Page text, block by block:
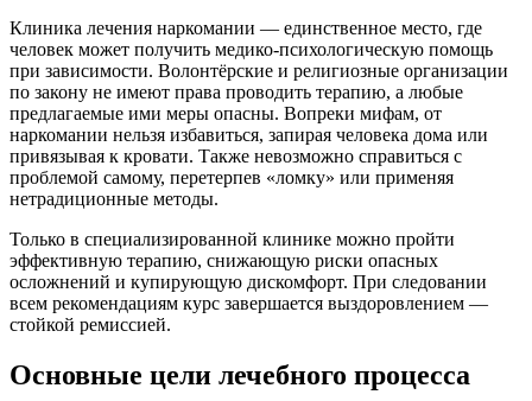
Клиника лечения наркомании — единственное место, где
человек может получить медико-психологическую помощь
при зависимости. Волонтёрские и религиозные организации
по закону не имеют права проводить терапию, а любые
предлагаемые ими меры опасны. Вопреки мифам, от
наркомании нельзя избавиться, запирая человека дома или
привязывая к кровати. Также невозможно справиться с
проблемой самому, перетерпев «ломку» или применяя
нетрадиционные методы.
Только в специализированной клинике можно пройти
эффективную терапию, снижающую риски опасных
осложнений и купирующую дискомфорт. При следовании
всем рекомендациям курс завершается выздоровлением —
стойкой ремиссией.
Основные цели лечебного процесса